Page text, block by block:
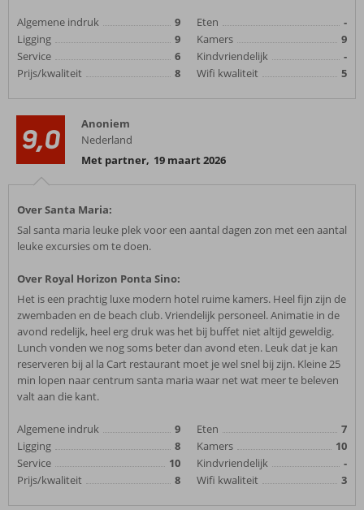
Algemene indruk
9
Ligging
9
Service
6
Prijs/kwaliteit
8
Eten
-
Kamers
9
Kindvriendelijk
-
Wifi kwaliteit
5
9,0
Anoniem
Nederland
Met partner, 19 maart 2026
Over Santa Maria:
Sal santa maria leuke plek voor een aantal dagen zon met een aantal
leuke excursies om te doen.
Over Royal Horizon Ponta Sino:
Het is een prachtig luxe modern hotel ruime kamers. Heel fijn zijn de
zwembaden en de beach club. Vriendelijk personeel. Animatie in de
avond redelijk, heel erg druk was het bij buffet niet altijd geweldig.
Lunch vonden we nog soms beter dan avond eten. Leuk dat je kan
reserveren bij al la Cart restaurant moet je wel snel bij zijn. Kleine 25
min lopen naar centrum santa maria waar net wat meer te beleven
valt aan die kant.
Algemene indruk
9
Ligging
8
Service
10
Prijs/kwaliteit
8
Eten
7
Kamers
10
Kindvriendelijk
-
Wifi kwaliteit
3